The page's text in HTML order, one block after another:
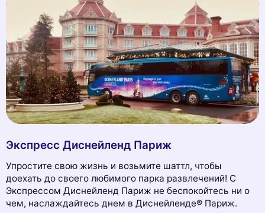
Экспресс Диснейленд Париж
Упростите свою жизнь и возьмите шаттл, чтобы
доехать до своего любимого парка развлечений! С
Экспрессом Диснейленд Париж не беспокойтесь ни о
чем, наслаждайтесь днем в Диснейленде® Париж.